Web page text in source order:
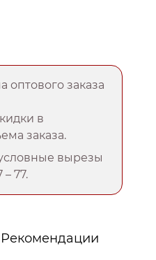
заказа
в
заказа.
вырезы
77.
Рекомендации